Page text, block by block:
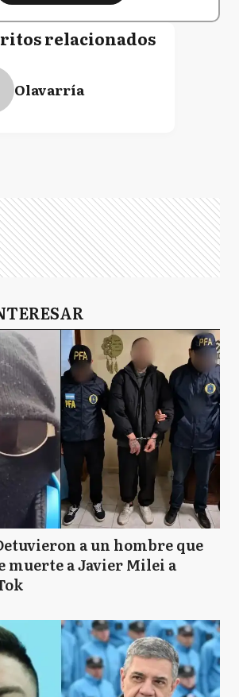
relacionados
Olavarría
a un hombre que
muerte a Javier Milei a